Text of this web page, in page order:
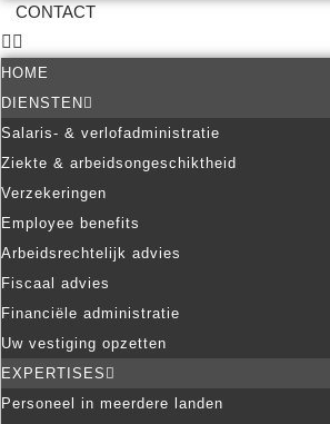
CONTACT
HOME
DIENSTEN
Salaris- & verlofadministratie
Ziekte & arbeidsongeschiktheid
Verzekeringen
Employee benefits
Arbeidsrechtelijk advies
Fiscaal advies
Financiële administratie
Uw vestiging opzetten
EXPERTISES
Personeel in meerdere landen